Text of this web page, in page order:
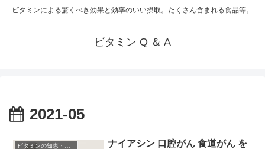
ビタミンによる驚くべき効果と効率のいい摂取。たくさん含まれる食品等。
ビタミン Q ＆ A
2021-05
ナイアシン 口腔がん 食道がん を